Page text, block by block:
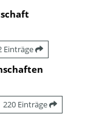
Einträge
220 Einträge